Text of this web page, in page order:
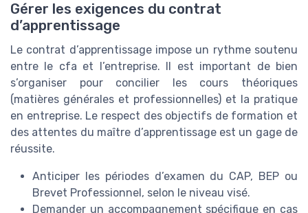
Gérer les exigences du contrat
d’apprentissage
Le contrat d’apprentissage impose un rythme soutenu
entre le cfa et l’entreprise. Il est important de bien
s’organiser pour concilier les cours théoriques
(matières générales et professionnelles) et la pratique
en entreprise. Le respect des objectifs de formation et
des attentes du maître d’apprentissage est un gage de
réussite.
Anticiper les périodes d’examen du CAP, BEP ou
Brevet Professionnel, selon le niveau visé.
Demander un accompagnement spécifique en cas